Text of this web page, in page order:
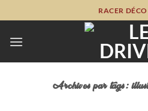
au
contenu
RACER
Archives par tags: